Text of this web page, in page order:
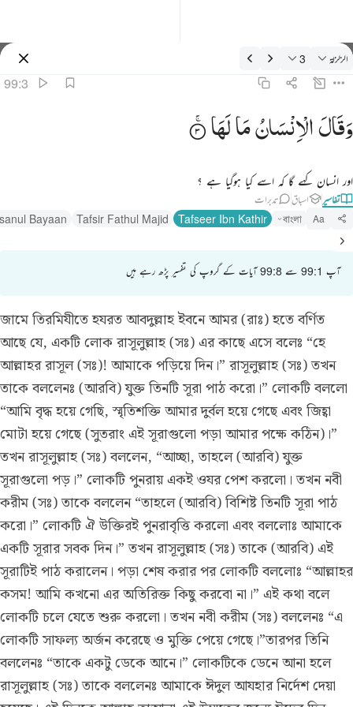
تفسیر: الزلزلة 99:3
الزلزلة 3
99:3
وقال الانسان ما لها ٣
وَقَالَ ٱلْإِنسَـٰنُ مَا لَهَا ٣
وَقَالَالْاِنْسَانُمَالَهَا
اور انسان کہے گا کہ اسے کیا ہوگیا ہے ؟
تفاسیر اسباق تدبرات
Aa
বাংলা
Tafseer Ibn Kathir
Tafsir Fathul Majid
Bayaan
آپ 99:1 سے 99:8 آیات کے گروپ کی تفسیر پڑھ رہے ہیں
জামে তিরমিযীতে হযরত আবদুল্লাহ ইবনে আমর (রাঃ) হতে বর্ণিত
আছে যে, একটি লোক রাসূলুল্লাহ (সঃ) এর কাছে এসে বলেঃ “হে
আল্লাহর রাসূল (সঃ)! আমাকে পড়িয়ে দিন।” রাসূলুল্লাহ (সঃ) তখন
তাকে বললেনঃ (আরবি) যুক্ত তিনটি সূরা পাঠ করো।” লোকটি বললো
“আমি বৃদ্ধ হয়ে গেছি, স্মৃতিশক্তি আমার দুর্বল হয়ে গেছে এবং জিহ্বা
মোটা হয়ে গেছে (সুতরাং এই সূরাগুলো পড়া আমার পক্ষে কঠিন)।”
তখন রাসূলুল্লাহ (সঃ) বললেন, “আচ্ছা, তাহলে (আরবি) যুক্ত
সূরাগুলো পড়।” লোকটি পুনরায় একই ওযর পেশ করলো। তখন নবী
করীম (সঃ) তাকে বললেন “তাহলে (আরবি) বিশিষ্ট তিনটি সূরা পাঠ
করো।” লোকটি ঐ উক্তিরই পুনরাবৃত্তি করলো এবং বললোঃ আমাকে
একটি সূরার সবক দিন।” তখন রাসূলুল্লাহ (সঃ) তাকে (আরবি) এই
সূরাটিই পাঠ করালেন। পড়া শেষ করার পর লোকটি বললোঃ “আল্লাহর
কসম! আমি কখনো এর অতিরিক্ত কিছু করবো না।” এই কথা বলে
লোকটি চলে যেতে শুরু করলো। তখন নবী করীম (সঃ) বললেনঃ “এ
লোকটি সাফল্য অর্জন করেছে ও মুক্তি পেয়ে গেছে।”তারপর তিনি
বললেনঃ “তাকে একটু ডেকে আনে।” লোকটিকে ডেনে আনা হলে
রাসূলুল্লাহ (সঃ) তাকে বললেনঃ আমাকে ঈদুল আযহার নির্দেশ দেয়া